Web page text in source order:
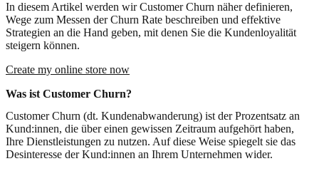
In diesem Artikel werden wir Customer Churn näher definieren,
Wege zum Messen der Churn Rate beschreiben und effektive
Strategien an die Hand geben, mit denen Sie die Kundenloyalität
steigern können.
Create my online store now
Was ist Customer Churn?
Customer Churn (dt. Kundenabwanderung) ist der Prozentsatz an
Kund:innen, die über einen gewissen Zeitraum aufgehört haben,
Ihre Dienstleistungen zu nutzen. Auf diese Weise spiegelt sie das
Desinteresse der Kund:innen an Ihrem Unternehmen wider.